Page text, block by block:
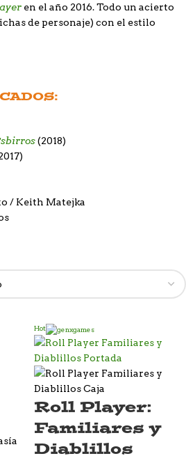
en el año 2016. Todo un acierto
de personaje) con el estilo
(2018)
Keith Matejka
Hot
Roll Player:
Familiares y
Diablillos